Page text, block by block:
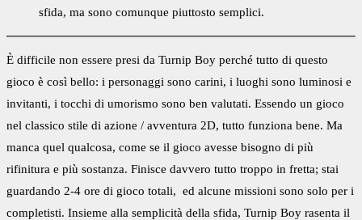
sfida, ma sono comunque piuttosto semplici.
È difficile non essere presi da Turnip Boy perché tutto di questo
gioco è così bello: i personaggi sono carini, i luoghi sono luminosi e
invitanti, i tocchi di umorismo sono ben valutati. Essendo un gioco
nel classico stile di azione / avventura 2D, tutto funziona bene. Ma
manca quel qualcosa, come se il gioco avesse bisogno di più
rifinitura e più sostanza. Finisce davvero tutto troppo in fretta; stai
guardando 2-4 ore di gioco totali, ed alcune missioni sono solo per i
completisti. Insieme alla semplicità della sfida, Turnip Boy rasenta il